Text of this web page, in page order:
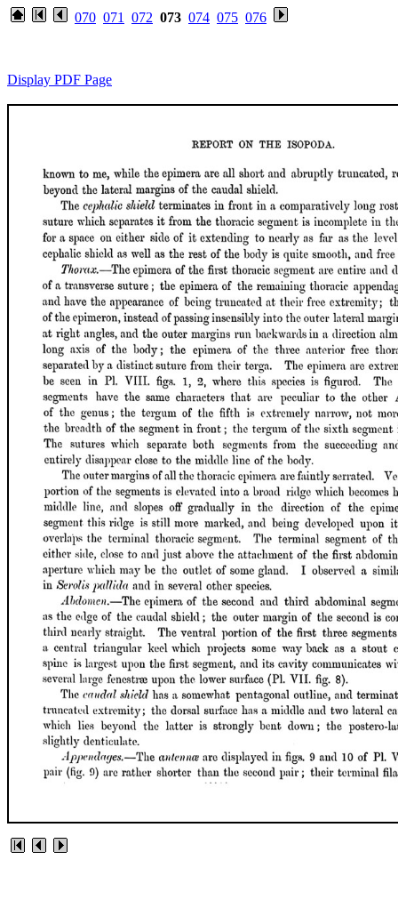
070 071 072 073 074 075 076
Display PDF Page